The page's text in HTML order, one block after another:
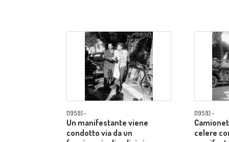
[1959] -
Un manifestante viene
condotto via da un
[1959] -
celere